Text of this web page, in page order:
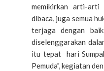
memikirkan arti-
dibaca, juga semua
terjaga dengan
diselenggarakan
itu tepat hari
Pemuda", kegiatan